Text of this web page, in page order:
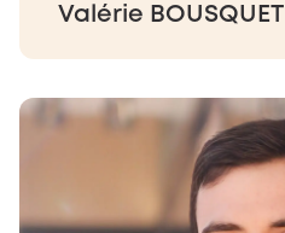
Valérie BOUSQUET